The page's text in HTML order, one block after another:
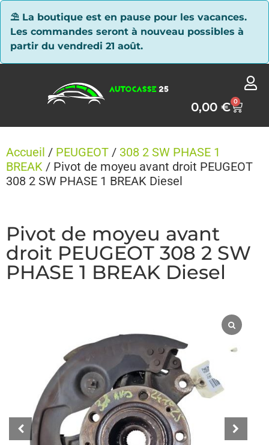
⛱ La boutique est en pause pour les vacances.
Les commandes seront à nouveau possibles à
partir du vendredi 21 août.
0,00€ 0
Accueil / PEUGEOT / 308 2 SW PHASE 1
BREAK / Pivot de moyeu avant droit PEUGEOT
308 2 SW PHASE 1 BREAK Diesel
Pivot de moyeu avant
droit PEUGEOT 308 2 SW
PHASE 1 BREAK Diesel
Panneau de gestion des cookies